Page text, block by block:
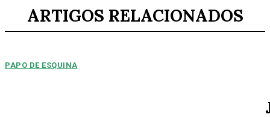
ARTIGOS RELACIONADOS
PAPO DE ESQUINA